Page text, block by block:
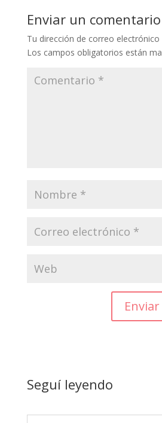
Enviar un comentario
Tu dirección de correo electrónico
Los campos obligatorios están
Seguí leyendo